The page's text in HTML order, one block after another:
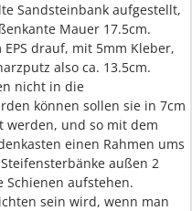
Sandsteinbank aufgestellt,
Mauer 17.5cm.
drauf, mit 5mm Kleber,
also ca. 13.5cm.
nicht in die
können sollen sie in 7cm
werden, und so mit dem
einen Rahmen ums
außen 2
Schienen aufstehen.
sein wird, wenn man